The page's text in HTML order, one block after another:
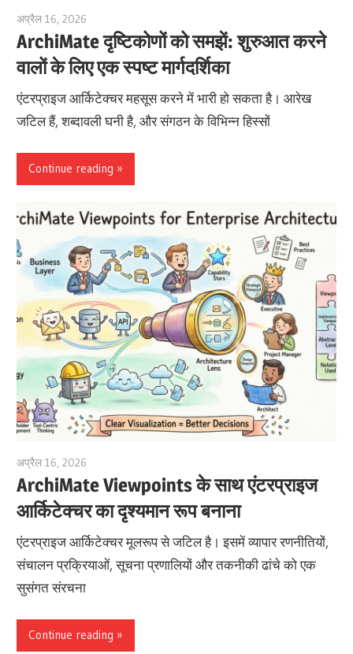
अप्रैल 16, 2026
ArchiMate दृष्टिकोणों को समझें: शुरुआत करने
वालों के लिए एक स्पष्ट मार्गदर्शिका
एंटरप्राइज आर्किटेक्चर महसूस करने में भारी हो सकता है। आरेख
जटिल हैं, शब्दावली घनी है, और संगठन के विभिन्न हिस्सों
Continue reading
अप्रैल 16, 2026
ArchiMate Viewpoints के साथ एंटरप्राइज
आर्किटेक्चर का दृश्यमान रूप बनाना
एंटरप्राइज आर्किटेक्चर मूलरूप से जटिल है। इसमें व्यापार रणनीतियों,
संचालन प्रक्रियाओं, सूचना प्रणालियों और तकनीकी ढांचे को एक
सुसंगत संरचना
Continue reading